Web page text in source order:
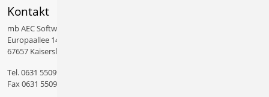
Kontakt
mb AEC Software GmbH
Europaallee 14
67657 Kaiserslautern
Tel.0631 550999 11
Fax 0631 550999 20